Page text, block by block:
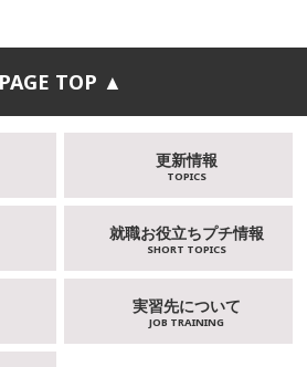
PAGE TOP ▲
更新情報
TOPICS
就職お役立ちプチ情報
SHORT TOPICS
実習先について
JOB TRAINING